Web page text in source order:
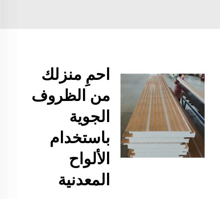
احمِ منزلك
من الظروف
الجوية
باستخدام
الألواح
المعدنية